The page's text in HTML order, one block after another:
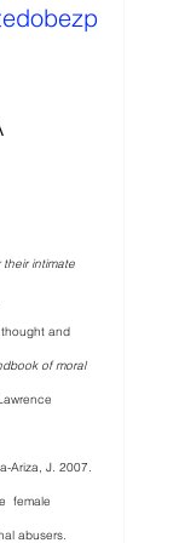
their intimate
and
of moral
Ariza, J. 2007.
female
abusers.